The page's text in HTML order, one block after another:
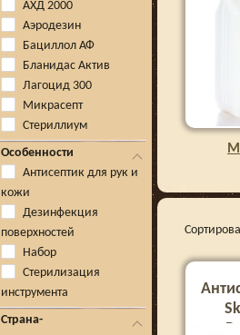
АХД 2000
Аэродезин
Бациллол АФ
Бланидас Актив
Лагоцид 300
Микрасепт
Стериллиум
Особенности
Антисептик для рук и
кожи
Дезинфекция
поверхностей
Набор
Стерилизация
инструмента
Страна-